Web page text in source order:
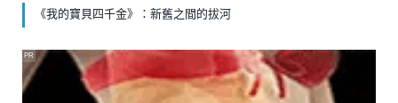
《我的寶貝四千金》：新舊之間的拔河
PR